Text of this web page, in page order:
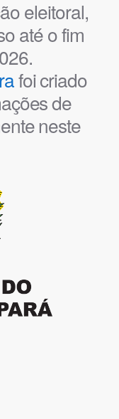
eleitoral,
até o fim
foi criado
de
neste